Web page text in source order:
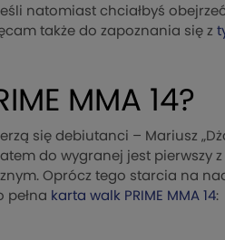
natomiast chciałbyś
także do zapoznania się z
MMA 14?
się debiutanci – Mariusz
do wygranej jest pierwszy
Oprócz tego starcia na
pełna karta walk PRIME MMA 14: